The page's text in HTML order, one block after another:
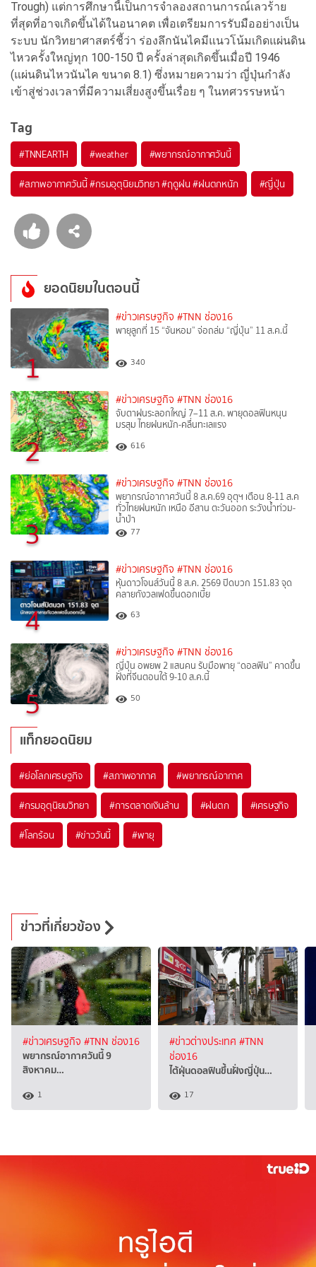
Trough) แต่การศึกษานี้เป็นการจำลองสถานการณ์เลวร้าย
ที่สุดที่อาจเกิดขึ้นได้ในอนาคต เพื่อเตรียมการรับมืออย่างเป็น
ระบบ นักวิทยาศาสตร์ชี้ว่า ร่องลึกนันไคมีแนวโน้มเกิดแผ่นดิน
ไหวครั้งใหญ่ทุก 100-150 ปี ครั้งล่าสุดเกิดขึ้นเมื่อปี 1946
(แผ่นดินไหวนันไค ขนาด 8.1) ซึ่งหมายความว่า ญี่ปุ่นกำลัง
เข้าสู่ช่วงเวลาที่มีความเสี่ยงสูงขึ้นเรื่อย ๆ ในทศวรรษหน้า
Tag
#TNNEARTH #weather #พยากรณ์อากาศวันนี้
#สภาพอากาศวันนี้ #กรมอุตุนิยมวิทยา #ฤดูฝน #ฝนตกหนัก #ญี่ปุ่น
ยอดนิยมในตอนนี้
1
#ข่าวเศรษฐกิจ #TNN ช่อง16
พายุลูกที่ 15 “จันหอม” จ่อถล่ม “ญี่ปุ่น” 11 ส.ค.นี้
340
2
#ข่าวเศรษฐกิจ #TNN ช่อง16
จับตาฝนระลอกใหญ่ 7–11 ส.ค. พายุดอลฟินหนุน
มรสุม ไทยฝนหนัก-คลื่นทะเลแรง
616
3
#ข่าวเศรษฐกิจ #TNN ช่อง16
พยากรณ์อากาศวันนี้ 8 ส.ค.69 อุตุฯ เตือน 8-11 ส.ค
ทั่วไทยฝนหนัก เหนือ อีสาน ตะวันออก ระวังน้ำท่วม-
น้ำป่า
77
4
#ข่าวเศรษฐกิจ #TNN ช่อง16
หุ้นดาวโจนส์วันนี้ 8 ส.ค. 2569 ปิดบวก 151.83 จุด
คลายกังวลเฟดขึ้นดอกเบี้ย
63
5
#ข่าวเศรษฐกิจ #TNN ช่อง16
ญี่ปุ่น อพยพ 2 แสนคน รับมือพายุ “ดอลฟิน” คาดขึ้น
ฝั่งที่จีนตอนใต้ 9-10 ส.ค.นี้
50
แท็กยอดนิยม
#ย่อโลกเศรษฐกิจ #สภาพอากาศ #พยากรณ์อากาศ
#กรมอุตุนิยมวิทยา #การตลาดเงินล้าน #ฝนตก #เศรษฐกิจ
#โลกร้อน #ข่าววันนี้ #พายุ
ข่าวที่เกี่ยวข้อง
#ข่าวเศรษฐกิจ #TNN ช่อง16
พยากรณ์อากาศวันนี้ 9
สิงหาคม…
1
#ข่าวต่างประเทศ #TNN
ช่อง16
ไต้ฝุ่นดอลฟินขึ้นฝั่งญี่ปุ่น…
17